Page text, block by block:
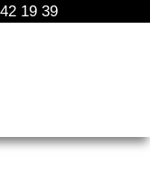
19 39